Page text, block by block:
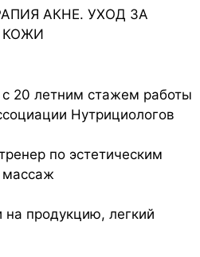
АКНЕ. УХОД ЗА
с 20 летним стажем работы
Нутрициологов
по эстетическим
массаж
продукцию, легкий